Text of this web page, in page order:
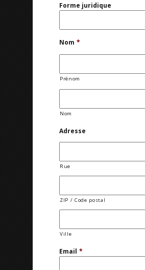
Forme juridique
Nom *
Prénom
Nom
Adresse
Rue
ZIP / Code postal
Ville
Email *